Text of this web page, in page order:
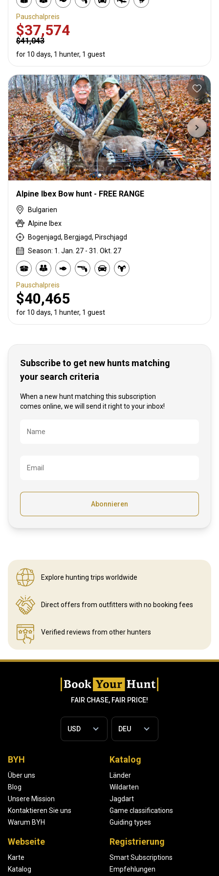
Pauschalpreis
$37,574
$41,043
for 10 days, 1 hunter, 1 guest
Alpine Ibex Bow hunt - FREE RANGE
Bulgarien
Alpine Ibex
Bogenjagd, Bergjagd, Pirschjagd
Season: 1. Jan. 27 - 31. Okt. 27
Pauschalpreis
$40,465
for 10 days, 1 hunter, 1 guest
Subscribe to get new hunts matching
your search criteria
When a new hunt matching this subscription
comes online, we will send it right to your inbox!
Bezeichnung
Name
Email
Abonnieren
Explore hunting trips worldwide
Direct offers from outfitters with no booking fees
Verified reviews from other hunters
FAIR CHASE, FAIR PRICE!
BYH
Über uns
Blog
Unsere Mission
Kontaktieren Sie uns
Warum BYH
Katalog
Länder
Wildarten
Jagdart
Game classifications
Guiding types
Webseite
Karte
Katalog
Registrierung
Smart Subscriptions
Empfehlungen